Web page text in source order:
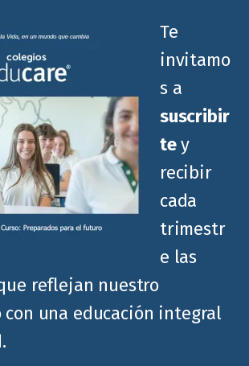
Te
invitamo
s a
suscribir
tey
recibir
cada
trimestr
e las
reflejan nuestro
con una educación integral